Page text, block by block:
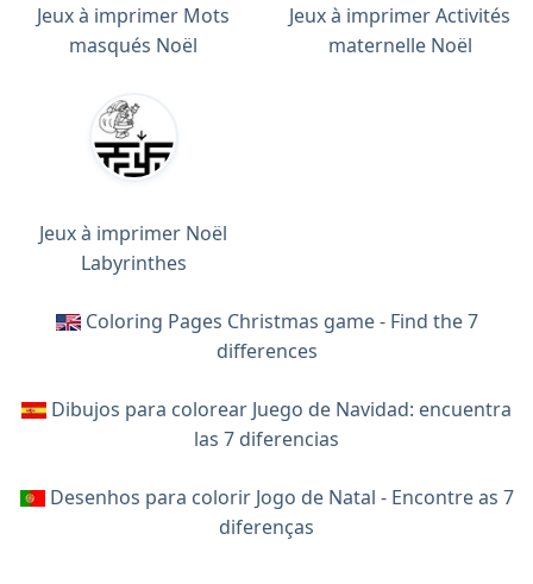
Jeux à imprimer Mots
masqués Noël
Jeux à imprimer Activités
maternelle Noël
Jeux à imprimer Noël
Labyrinthes
Coloring Pages Christmas game - Find the 7
differences
Dibujos para colorear Juego de Navidad: encuentra
las 7 diferencias
Desenhos para colorir Jogo de Natal - Encontre as 7
diferenças